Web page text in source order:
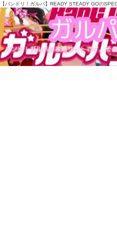
【バンドリ！ガルパ】READY STEADY GOの